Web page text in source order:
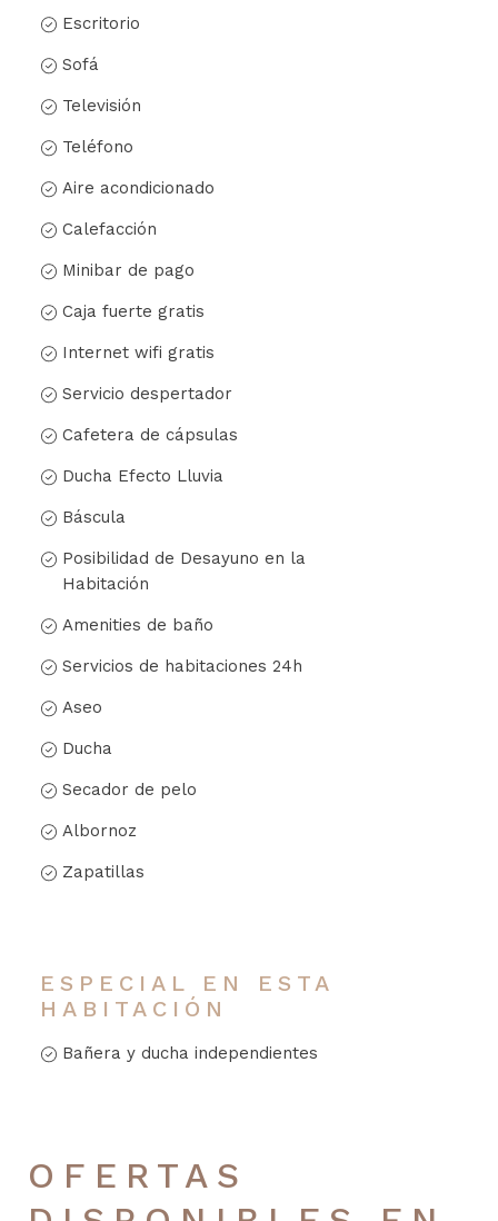
Escritorio
Sofá
Televisión
Teléfono
Aire acondicionado
Calefacción
Minibar de pago
Caja fuerte gratis
Internet wifi gratis
Servicio despertador
Cafetera de cápsulas
Ducha Efecto Lluvia
Báscula
Posibilidad de Desayuno en la
Habitación
Amenities de baño
Servicios de habitaciones 24h
Aseo
Ducha
Secador de pelo
Albornoz
Zapatillas
ESPECIAL EN ESTA
HABITACIÓN
Bañera y ducha independientes
OFERTAS